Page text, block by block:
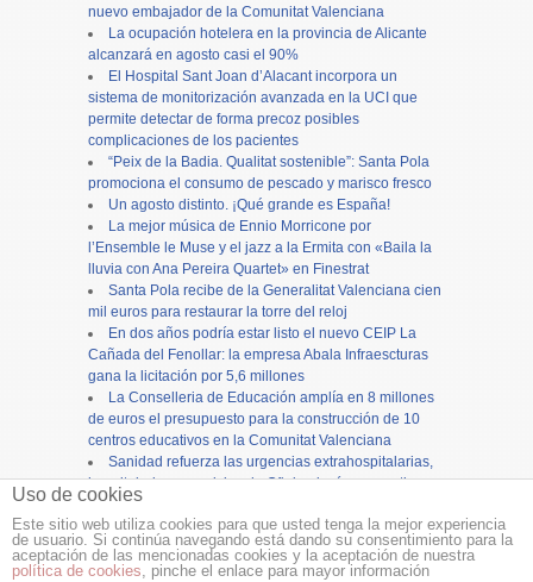
nuevo embajador de la Comunitat Valenciana
La ocupación hotelera en la provincia de Alicante
alcanzará en agosto casi el 90%
El Hospital Sant Joan d’Alacant incorpora un
sistema de monitorización avanzada en la UCI que
permite detectar de forma precoz posibles
complicaciones de los pacientes
“Peix de la Badia. Qualitat sostenible”: Santa Pola
promociona el consumo de pescado y marisco fresco
Un agosto distinto. ¡Qué grande es España!
La mejor música de Ennio Morricone por
l’Ensemble le Muse y el jazz a la Ermita con «Baila la
lluvia con Ana Pereira Quartet» en Finestrat
Santa Pola recibe de la Generalitat Valenciana cien
mil euros para restaurar la torre del reloj
En dos años podría estar listo el nuevo CEIP La
Cañada del Fenollar: la empresa Abala Infraescturas
gana la licitación por 5,6 millones
La Conselleria de Educación amplía en 8 millones
de euros el presupuesto para la construcción de 10
centros educativos en la Comunitat Valenciana
Sanidad refuerza las urgencias extrahospitalarias,
hospitalarias y servicios de Oftalmología con motivo
del eclipse solar
Copyright ©12tvy12endigital.es
Uso de cookies
Este sitio web utiliza cookies para que usted tenga la mejor experiencia
de usuario. Si continúa navegando está dando su consentimiento para la
aceptación de las mencionadas cookies y la aceptación de nuestra
política de cookies, pinche el enlace para mayor información